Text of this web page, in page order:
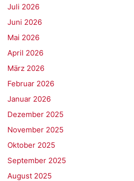
Juli 2026
Juni 2026
Mai 2026
April 2026
März 2026
Februar 2026
Januar 2026
Dezember 2025
November 2025
Oktober 2025
September 2025
August 2025